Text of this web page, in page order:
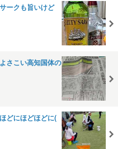
ークも旨いけど
さこい高知国体の
どにほどほどに(